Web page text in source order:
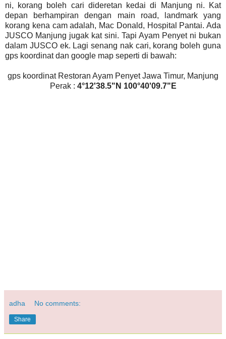
ni, korang boleh cari dideretan kedai di Manjung ni. Kat
depan berhampiran dengan main road, landmark yang
korang kena cam adalah, Mac Donald, Hospital Pantai. Ada
JUSCO Manjung jugak kat sini. Tapi Ayam Penyet ni bukan
dalam JUSCO ek. Lagi senang nak cari, korang boleh guna
gps koordinat dan google map seperti di bawah:
gps koordinat Restoran Ayam Penyet Jawa Timur, Manjung
Perak : 4°12'38.5"N 100°40'09.7"E
adha No comments:
Share